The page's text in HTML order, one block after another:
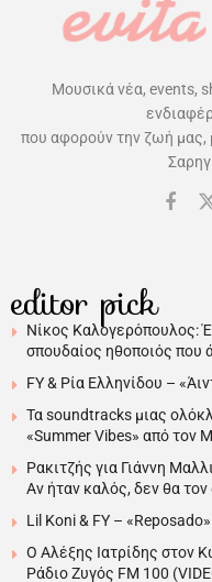
Μουσικά νέα, events,
που αφορούν την ζωή μας,
editor pick
Νίκος Καλογερόπουλος:
σπουδαίος ηθοποιός που
FY & Ρία Ελληνίδου –
Τα soundtracks μιας
«Summer Vibes» από τον
Ρακιτζής για Γιάννη
Αν ήταν καλός, δεν θα
Lil Koni & FY – «Reposado»
Ο Αλέξης Ιατρίδης στον
Ράδιο Ζυγός FM 100